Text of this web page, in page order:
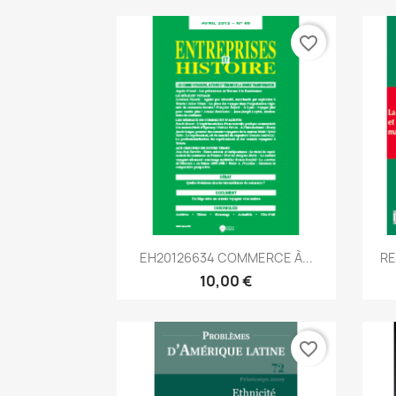
Aperçu rapide
EH20126634 COMMERCE À...
10,00 €
favorite_border
favorite_border